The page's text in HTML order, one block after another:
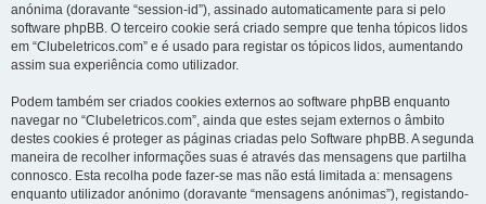
anónima (doravante “session-id”), assinado automaticamente para si pelo
software phpBB. O terceiro cookie será criado sempre que tenha tópicos lidos
em “Clubeletricos.com” e é usado para registar os tópicos lidos, aumentando
assim sua experiência como utilizador.
Podem também ser criados cookies externos ao software phpBB enquanto
navegar no “Clubeletricos.com”, ainda que estes sejam externos o âmbito
destes cookies é proteger as páginas criadas pelo Software phpBB. A segunda
maneira de recolher informações suas é através das mensagens que partilha
connosco. Esta recolha pode fazer-se mas não está limitada a: mensagens
enquanto utilizador anónimo (doravante “mensagens anónimas”), registando-